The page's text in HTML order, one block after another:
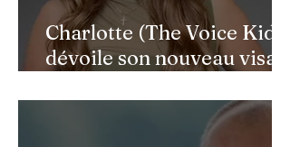
Charlotte (The Voice Kids)
dévoile son nouveau visage
faciale : une renaissance
bouleversante pour ses 16